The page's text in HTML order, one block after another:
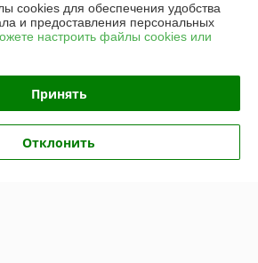
cookies
Deal.by
cookies для обеспечения удобства
и предоставления персональных
настроить файлы cookies или
Принять
Отклонить